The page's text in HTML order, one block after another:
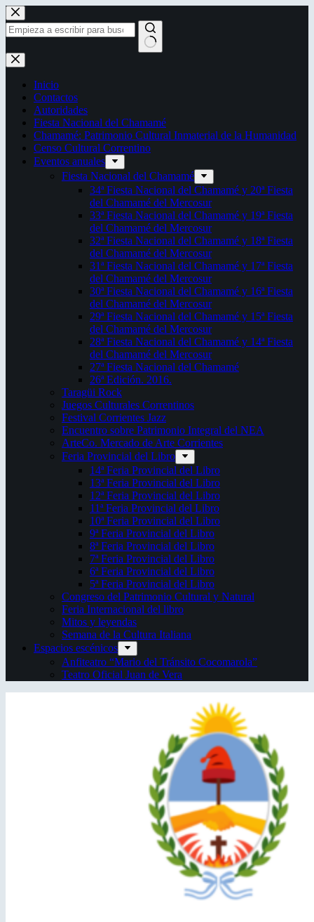
Saltar
al
contenido
Sin
resultados
Inicio
Contactos
Autoridades
Fiesta Nacional del Chamamé
Chamamé: Patrimonio Cultural Inmaterial de la Humanidad
Censo Cultural Correntino
Eventos anuales
Fiesta Nacional del Chamamé
34ª Fiesta Nacional del Chamamé y 20ª Fiesta
del Chamamé del Mercosur
33ª Fiesta Nacional del Chamamé y 19ª Fiesta
del Chamamé del Mercosur
32ª Fiesta Nacional del Chamamé y 18ª Fiesta
del Chamamé del Mercosur
31ª Fiesta Nacional del Chamamé y 17ª Fiesta
del Chamamé del Mercosur
30ª Fiesta Nacional del Chamamé y 16ª Fiesta
del Chamamé del Mercosur
29ª Fiesta Nacional del Chamamé y 15ª Fiesta
del Chamamé del Mercosur
28ª Fiesta Nacional del Chamamé y 14ª Fiesta
del Chamamé del Mercosur
27ª Fiesta Nacional del Chamamé
26ª Edición. 2016.
Taragüi Rock
Juegos Culturales Correntinos
Festival Corrientes Jazz
Encuentro sobre Patrimonio Integral del NEA
ArteCo. Mercado de Arte Corrientes
Feria Provincial del Libro
14ª Feria Provincial del Libro
13ª Feria Provincial del Libro
12ª Feria Provincial del Libro
11ª Feria Provincial del Libro
10ª Feria Provincial del Libro
9ª Feria Provincial del Libro
8ª Feria Provincial del Libro
7ª Feria Provincial del Libro
6ª Feria Provincial del Libro
5ª Feria Provincial del Libro
Congreso del Patrimonio Cultural y Natural
Feria Internacional del libro
Mitos y leyendas
Semana de la Cultura Italiana
Espacios escénicos
Anfiteatro “Mario del Tránsito Cocomarola”
Teatro Oficial Juan de Vera